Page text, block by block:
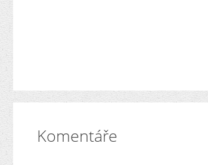
Komentáře